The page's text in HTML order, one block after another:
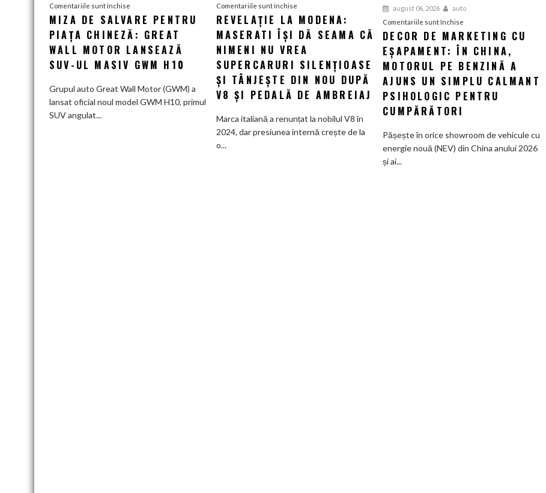
Comentariile sunt închise
Miza
de
salvare
piața
chineză:
Great
MIZA DE SALVARE PENTRU
PIAȚA CHINEZĂ: GREAT
WALL MOTOR LANSEAZĂ
SUV-UL MASIV GWM H10
Grupul auto Great Wall Motor (GWM) a
lansat oficial noul model GWM H10, primul
SUV angulat...
Comentariile sunt închisepentru
Revelație
la
Modena:
își
dă
seama
nimeni
nu
REVELAȚIE LA MODENA:
MASERATI ÎȘI DĂ SEAMA CĂ
NIMENI NU VREA
SUPERCARURI SILENȚIOASE
ȘI TÂNJEȘTE DIN NOU DUPĂ
V8 ȘI PEDALĂ DE AMBREIAJ
Marca italiană a renunțat la nobilul V8 în
2024, dar presiunea internă crește de la
o...
august 06, 2026
auto
Comentariile sunt închise
Decor
de
marketing
eșapament:
În
pe
benzină
DECOR DE MARKETING CU
EȘAPAMENT: ÎN CHINA,
MOTORUL PE BENZINĂ A
AJUNS UN SIMPLU CALMANT
PSIHOLOGIC PENTRU
CUMPĂRĂTORI
Pășește în orice showroom de vehicule cu
energie nouă (NEV) din China anului 2026
și ai...